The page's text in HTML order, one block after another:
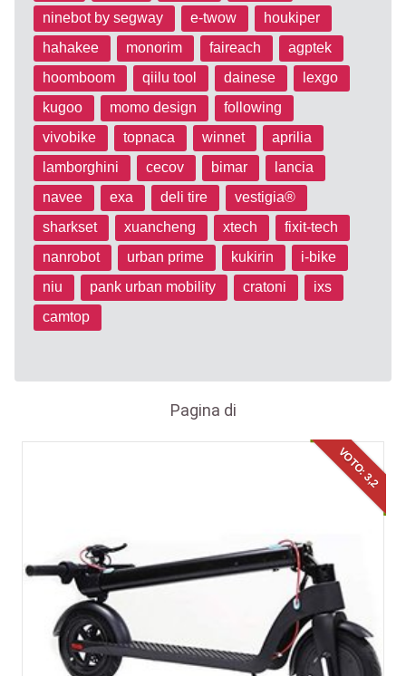
ninebot by segway
e-twow
houkiper
hahakee
monorim faireach
agptek
hoomboom
qiilu tool dainese
lexgo
kugoo
momo design
following
vivobike
topnaca winnet
aprilia
lamborghini
cecov bimar
lancia
navee
exa deli tire
vestigia®
sharkset
xuancheng xtech
fixit-tech
nanrobot
urban prime kukirin
i-bike
niu
pank urban mobility cratoni
ixs
camtop
Pagina di
VOTO: 3,2